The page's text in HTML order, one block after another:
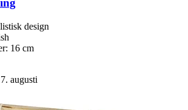
design
16 cm
augusti